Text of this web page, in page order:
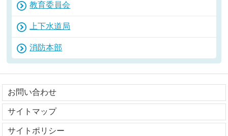
教育委員会
上下水道局
消防本部
お問い合わせ
サイトマップ
サイトポリシー